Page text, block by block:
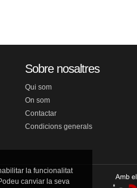
Sobre nosaltres
Qui som
On som
Contactar
Condicions generals
la funcionalitat
canviar la seva